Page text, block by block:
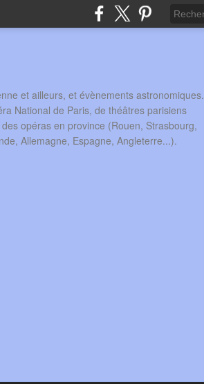
et ailleurs, et évènements astronomiques.
National de Paris, de théâtres parisiens
opéras en province (Rouen, Strasbourg,
Allemagne, Espagne, Angleterre...).